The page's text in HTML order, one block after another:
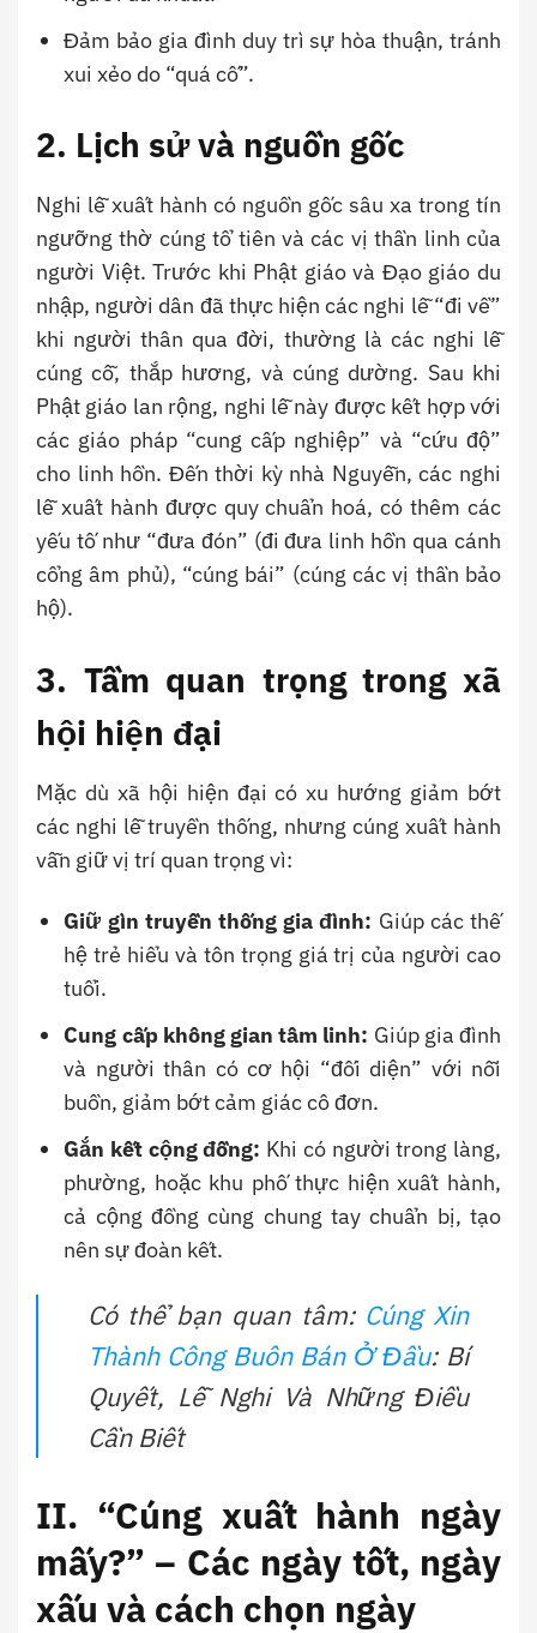
Đảm bảo gia đình duy trì sự hòa thuận, tránh
xui xẻo do “quá cố”.
2. Lịch sử và nguồn gốc
Nghi lễ xuất hành có nguồn gốc sâu xa trong tín
ngưỡng thờ cúng tổ tiên và các vị thần linh của
người Việt. Trước khi Phật giáo và Đạo giáo du
nhập, người dân đã thực hiện các nghi lễ “đi về”
khi người thân qua đời, thường là các nghi lễ
cúng cỗ, thắp hương, và cúng dường. Sau khi
Phật giáo lan rộng, nghi lễ này được kết hợp với
các giáo pháp “cung cấp nghiệp” và “cứu độ”
cho linh hồn. Đến thời kỳ nhà Nguyễn, các nghi
lễ xuất hành được quy chuẩn hoá, có thêm các
yếu tố như “đưa đón” (đi đưa linh hồn qua cánh
cổng âm phủ), “cúng bái” (cúng các vị thần bảo
hộ).
3. Tầm quan trọng trong xã
hội hiện đại
Mặc dù xã hội hiện đại có xu hướng giảm bớt
các nghi lễ truyền thống, nhưng cúng xuất hành
vẫn giữ vị trí quan trọng vì:
Giữ gìn truyền thống gia đình: Giúp các thế
hệ trẻ hiểu và tôn trọng giá trị của người cao
tuổi.
Cung cấp không gian tâm linh: Giúp gia đình
và người thân có cơ hội “đối diện” với nỗi
buồn, giảm bớt cảm giác cô đơn.
Gắn kết cộng đồng: Khi có người trong làng,
phường, hoặc khu phố thực hiện xuất hành,
cả cộng đồng cùng chung tay chuẩn bị, tạo
nên sự đoàn kết.
Có thể bạn quan tâm: Cúng Xin
Thành Công Buôn Bán Ở Đầu: Bí
Quyết, Lễ Nghi Và Những Điều
Cần Biết
II. “Cúng xuất hành ngày
mấy?” – Các ngày tốt, ngày
xấu và cách chọn ngày